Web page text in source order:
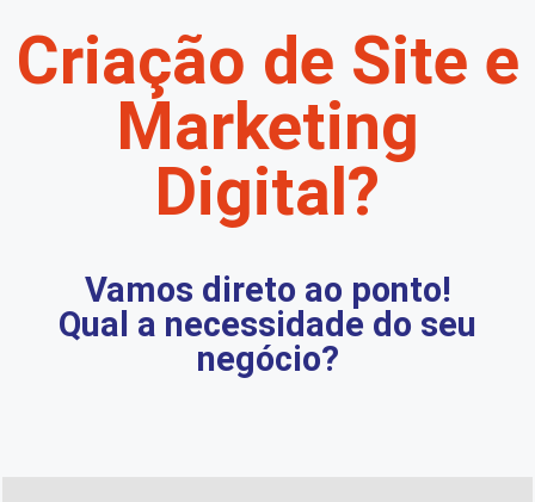
Criação de Site e
Marketing
Digital?
Vamos direto ao ponto!
Qual a necessidade do seu
negócio?